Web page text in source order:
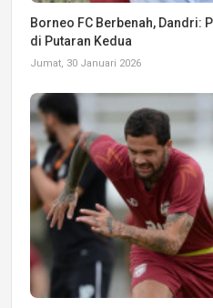
Borneo FC Berbenah, Dandri:
di Putaran Kedua
Jumat, 30 Januari 2026